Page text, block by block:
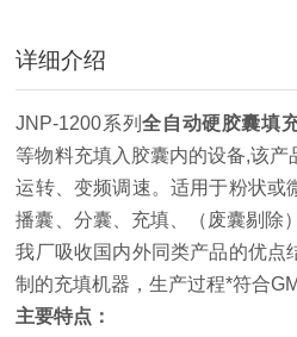
详细介绍
JNP-1200系列全自动硬胶囊填
等物料充填入胶囊内的设备,该
运转、变频调速。适用于粉状或
播囊、分囊、充填、（废囊剔除
我厂吸收国内外同类产品的优点
制的充填机器，生产过程*符合
主要特点：